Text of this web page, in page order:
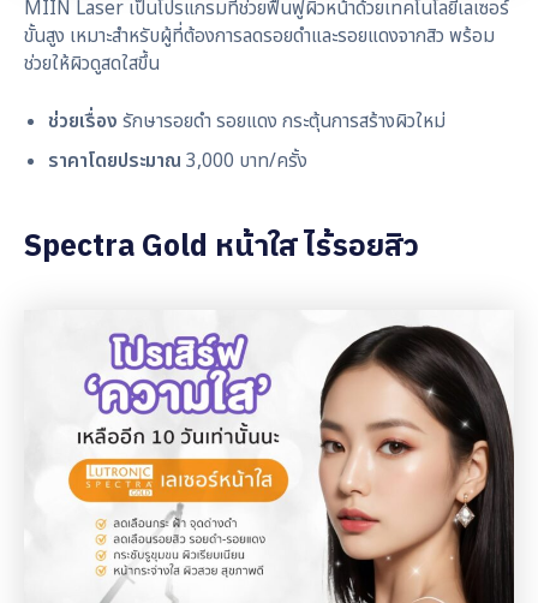
MIIN Laser เป็นโปรแกรมที่ช่วยฟื้นฟูผิวหน้าด้วยเทคโนโลยีเลเซอร์
ขั้นสูง เหมาะสำหรับผู้ที่ต้องการลดรอยดำและรอยแดงจากสิว พร้อม
ช่วยให้ผิวดูสดใสขึ้น
ช่วยเรื่อง รักษารอยดำ รอยแดง กระตุ้นการสร้างผิวใหม่
ราคาโดยประมาณ 3,000 บาท/ครั้ง
Spectra Gold หน้าใส ไร้รอยสิว